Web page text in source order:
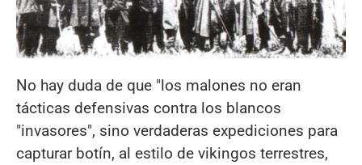
No hay duda de que "los malones no eran
tácticas defensivas contra los blancos
"invasores", sino verdaderas expediciones para
capturar botín, al estilo de vikingos terrestres,